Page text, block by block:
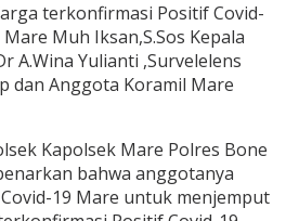
terkonfirmasi Positif Covid-
Muh Iksan,S.Sos Kepala
A.Wina Yulianti ,Survelelens
dan Anggota Koramil Mare
Kapolsek Mare Polres Bone
bahwa anggotanya
19 Mare untuk menjemput